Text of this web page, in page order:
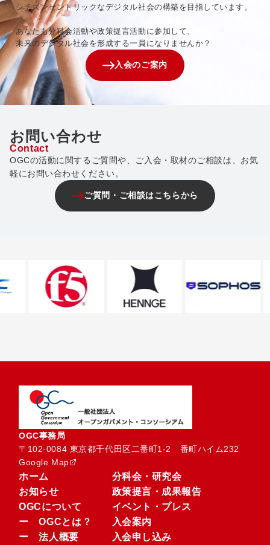
シチズンセントリックなデジタル社会の構築を目指しています。
あなたも分科会活動や政策提言活動に参加して、
未来のデジタル社会を形成する一員になりませんか？
入会のご案内
お問い合わせ
Contact
OGCの活動に関するご質問や、ご入会・取材のご相談は、お気
軽にお問い合わせください。
ご質問・ご相談はこちらから
OGC事務局
〒102-0084 東京都千代田区二番町1-2　番町ハイム232
Google Map
ホーム
お知らせ
OGCについて
ー OGCとは？
ー 法人概要
分科会・研究会
政策提言・成果報告
イベント・プレス
入会案内
入会申し込み